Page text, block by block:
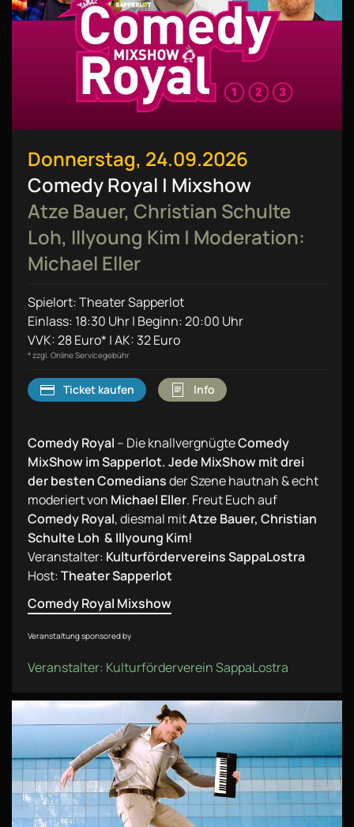
Donnerstag, 24.09.2026
Comedy Royal | Mixshow
Atze Bauer, Christian Schulte
Loh, Illyoung Kim | Moderation:
Michael Eller
Spielort: Theater Sapperlot
Einlass: 18:30 Uhr | Beginn: 20:00 Uhr
VVK: 28 Euro* | AK: 32 Euro
* zzgl. Online Servicegebühr
Ticket kaufen Info
Comedy Royal – Die knallvergnügteComedy
MixShow im Sapperlot. Jede MixShow mit drei
der besten Comediansder Szene hautnah & echt
moderiert von Michael Eller. Freut Euch auf
Comedy Royal, diesmal mitAtze Bauer, Christian
Schulte Loh & Illyoung Kim!
Veranstalter: Kulturfördervereins SappaLostra
Host:Theater Sapperlot
Comedy Royal Mixshow
Veranstaltung sponsored by
Veranstalter: Kulturförderverein SappaLostra